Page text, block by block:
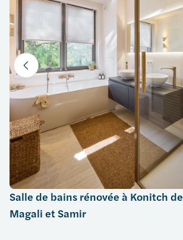
Salle de bains rénovée à Konitch de
Magali et Samir